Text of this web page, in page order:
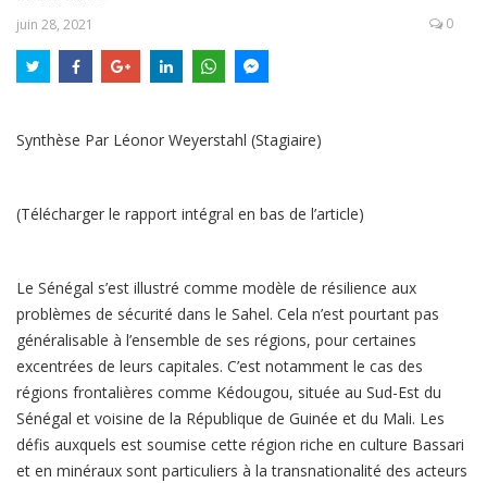
juin 28, 2021 0
Synthèse Par Léonor Weyerstahl (Stagiaire)
(Télécharger le rapport intégral en bas de l’article)
Le Sénégal s’est illustré comme modèle de résilience aux
problèmes de sécurité dans le Sahel. Cela n’est pourtant pas
généralisable à l’ensemble de ses régions, pour certaines
excentrées de leurs capitales. C’est notamment le cas des
régions frontalières comme Kédougou, située au Sud-Est du
Sénégal et voisine de la République de Guinée et du Mali. Les
défis auxquels est soumise cette région riche en culture Bassari
et en minéraux sont particuliers à la transnationalité des acteurs